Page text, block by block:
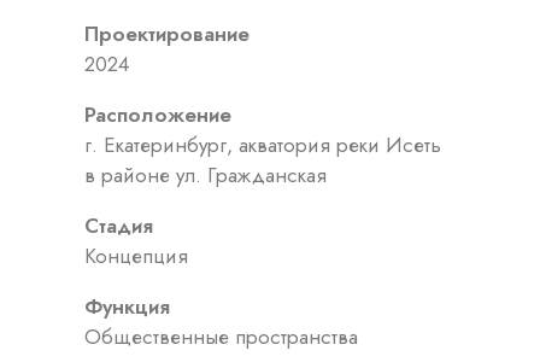
Проектирование
2024
Расположение
г. Екатеринбург, акватория реки Исеть
в районе ул. Гражданская
Стадия
Концепция
Функция
Общественные пространства